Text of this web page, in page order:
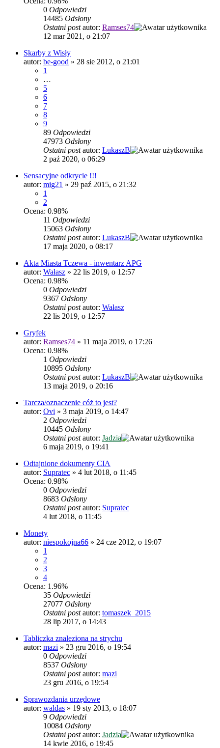
0 Odpowiedzi
14485 Odsłony
Ostatni postautor: Ramses74
12 mar 2021, o 21:07
Skarby z Wisły
autor: be-good » 28 sie 2012, o 21:01
1
…
5
6
7
8
9
89 Odpowiedzi
47973 Odsłony
Ostatni postautor: LukaszB
2 paź 2020, o 06:29
Sensacyjne odkrycie !!!
autor: mig21 » 29 paź 2015, o 21:32
1
2
Ocena: 0.98%
11 Odpowiedzi
15063 Odsłony
Ostatni postautor: LukaszB
17 maja 2020, o 08:17
Akta Miasta Tczewa - inwentarz APG
autor: Wałasz » 22 lis 2019, o 12:57
Ocena: 0.98%
0 Odpowiedzi
9367 Odsłony
Ostatni postautor: Wałasz
22 lis 2019, o 12:57
Gryfek
autor: Ramses74 » 11 maja 2019, o 17:26
Ocena: 0.98%
1 Odpowiedzi
10895 Odsłony
Ostatni postautor: LukaszB
13 maja 2019, o 20:16
Tarcza/oznaczenie cóż to jest?
autor: Ovi » 3 maja 2019, o 14:47
2 Odpowiedzi
10445 Odsłony
Ostatni postautor: Jadzia
6 maja 2019, o 19:41
Odtajnione dokumenty CIA
autor: Supratec » 4 lut 2018, o 11:45
Ocena: 0.98%
0 Odpowiedzi
8683 Odsłony
Ostatni postautor: Supratec
4 lut 2018, o 11:45
Monety
autor: niespokojna66 » 24 cze 2012, o 19:07
1
2
3
4
Ocena: 1.96%
35 Odpowiedzi
27077 Odsłony
Ostatni postautor: tomaszek_2015
28 lip 2017, o 14:43
Tabliczka znaleziona na strychu
autor: mazi » 23 gru 2016, o 19:54
0 Odpowiedzi
8537 Odsłony
Ostatni postautor: mazi
23 gru 2016, o 19:54
Sprawozdania urzędowe
autor: waldas » 19 sty 2013, o 18:07
9 Odpowiedzi
10084 Odsłony
Ostatni postautor: Jadzia
14 kwie 2016, o 19:45